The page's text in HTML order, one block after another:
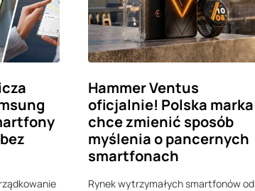
Hammer Ventus
oficjalnie! Polska marka
chce zmienić sposób
myślenia o pancernych
smartfonach
Rynek wytrzymałych smartfonów od